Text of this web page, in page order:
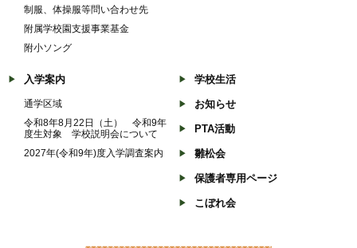
制服、体操服等問い合わせ先
附属学校園支援事業基金
附小ソング
入学案内
通学区域
令和8年8月22日（土） 令和9年
度生対象 学校説明会について
2027年(令和9年)度入学調査案内
学校生活
お知らせ
PTA活動
雛松会
保護者専用ページ
こぼれ会